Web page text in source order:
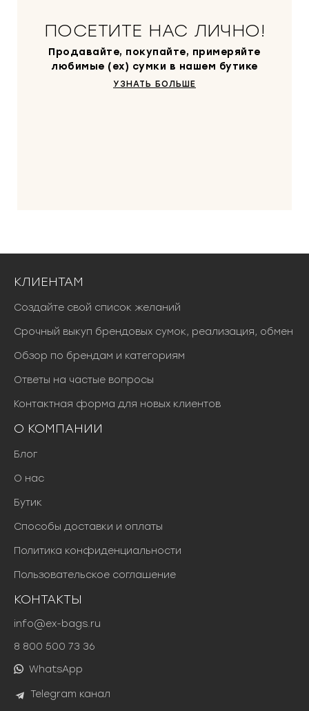
ПОСЕТИТЕ НАС ЛИЧНО!
Продавайте, покупайте, примеряйте
любимые (ex) сумки в нашем бутике
УЗНАТЬ БОЛЬШЕ
КЛИЕНТАМ
Создайте свой список желаний
Срочный выкуп брендовых сумок, реализация, обмен
Обзор по брендам и категориям
Ответы на частые вопросы
Контактная форма для новых клиентов
О КОМПАНИИ
Блог
О нас
Бутик
Способы доставки и оплаты
Политика конфиденциальности
Пользовательское соглашение
КОНТАКТЫ
info@ex-bags.ru
8 800 500 73 36
WhatsApp
Telegram канал